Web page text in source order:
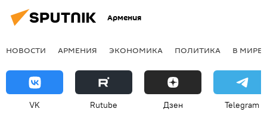
Армения
НОВОСТИ АРМЕНИЯ ЭКОНОМИКА ПОЛИТИКА В МИРЕ
VK Rutube Дзен Telegram